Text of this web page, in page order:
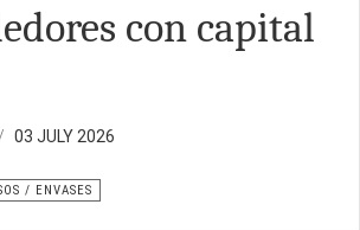
con capital
03 JULY 2026
/ ENVASES